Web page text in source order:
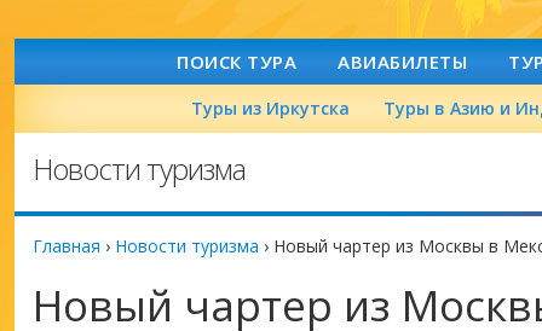
ПОИСК ТУРА АВИАБИЛЕТЫ
Туры из Иркутска Туры в Азию и
Новости туризма
Главная › Новости туризма › Новый чартер из Москвы в
Новый чартер из